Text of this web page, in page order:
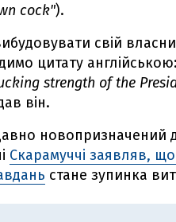
cock").
свій
цитату англійською:
strength of the
він.
новопризначений
Скарамуччі заявляв,
стане зупинка